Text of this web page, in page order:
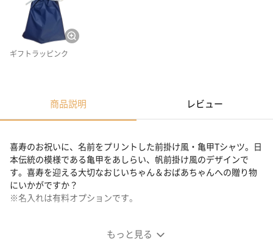
ギフトラッピンク
商品説明 レビュー
もっと見る
喜寿のお祝いに、名前をプリントした前掛け風・亀甲Tシャツ。日
本伝統の模様である亀甲をあしらい、帆前掛け風のデザインで
す。喜寿を迎える大切なおじいちゃん＆おばあちゃんへの贈り物
にいかがですか？
※名入れは有料オプションです。
帆前掛け風 喜寿Tシャツ 亀甲